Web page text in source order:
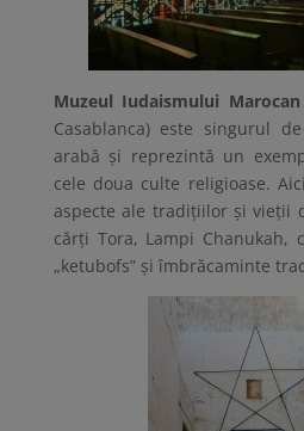
Muzeul Iudaismului
Casablanca) este singurul
arabă și reprezintă un
cele doua culte religioase.
aspecte ale tradițiilor și vieții
cărți Tora, Lampi Chanukah,
„ketubofs” și îmbrăcaminte